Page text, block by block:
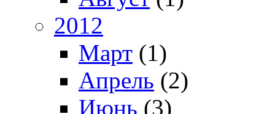
2012
Март (1)
Апрель (2)
Июнь (3)